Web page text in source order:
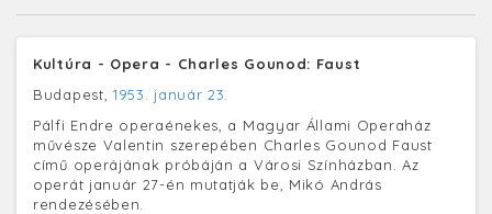
Kultúra - Opera - Charles Gounod: Faust
Budapest, 1953. január 23.
Pálfi Endre operaénekes, a Magyar Állami Operaház
művésze Valentin szerepében Charles Gounod Faust
című operájának próbáján a Városi Színházban. Az
operát január 27-én mutatják be, Mikó András
rendezésében.